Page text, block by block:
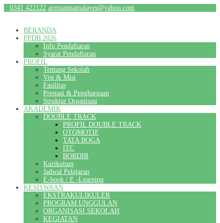
:: 0341 422122 aremasmamalayes@yahoo.com
BERANDA
PPDB 2026
Info Pendaftaran
Syarat Pendaftaran
PROFIL
Tentang Sekolah
Visi & Misi
Fasilitas
Prestasi & Penghargaan
Struktur Organisasi
AKADEMIK
DOUBLE TRACK
PROFIL DOUBLE TRACK
OTOMOTIF
TATA BOGA
ITC
BORDIR
Kurikulum
Jadwal Pelajaran
E-book / E -Learning
KESISWAAN
EKSTRAKULIKULER
PROGRAM UNGGULAN
ORGANISASI SEKOLAH
KEGIATAN